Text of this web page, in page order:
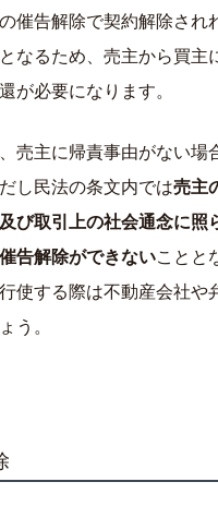
催告解除で契約解除され
なるため、売主から買主
が必要になります。
売主に帰責事由がない場
し民法の条文内では売主
び取引上の社会通念に照
告解除ができないことと
使する際は不動産会社や
う。